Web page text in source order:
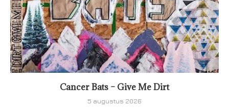
Cancer Bats – Give Me Dirt
5 augustus 2026